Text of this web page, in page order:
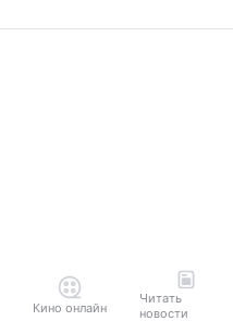
Кино онлайн
Читать
новости